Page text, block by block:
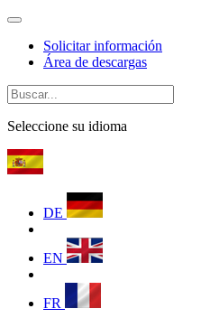
Solicitar información
Área de descargas
Seleccione su idioma
DE
EN
FR